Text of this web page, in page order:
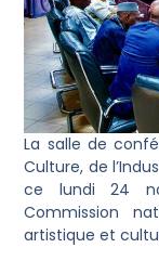
La salle de
Culture, de
ce lundi 24
Commission
artistique et